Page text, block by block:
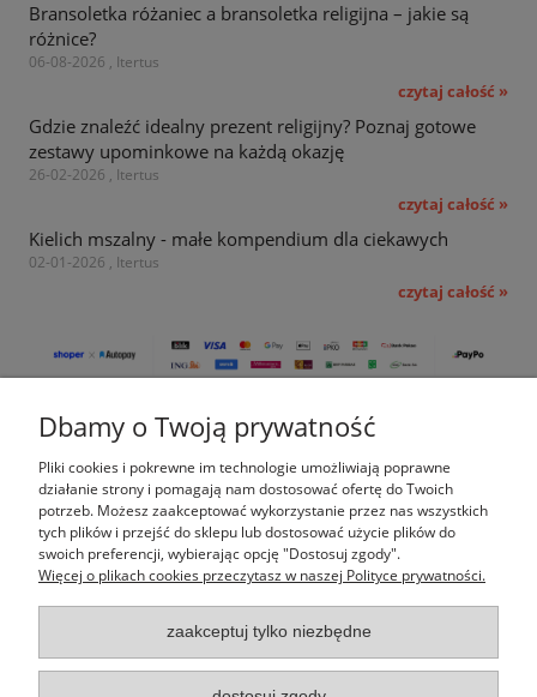
Bransoletka różaniec a bransoletka religijna – jakie są
różnice?
06-08-2026 , Itertus
czytaj całość »
Gdzie znaleźć idealny prezent religijny? Poznaj gotowe
zestawy upominkowe na każdą okazję
26-02-2026 , Itertus
czytaj całość »
Kielich mszalny - małe kompendium dla ciekawych
02-01-2026 , Itertus
czytaj całość »
Pomoc
Moje konto
Płatności i dostawa
Informacje
O nas
Dbamy o Twoją prywatność
Pliki cookies i pokrewne im technologie umożliwiają poprawne
działanie strony i pomagają nam dostosować ofertę do Twoich
potrzeb. Możesz zaakceptować wykorzystanie przez nas wszystkich
tych plików i przejść do sklepu lub dostosować użycie plików do
swoich preferencji, wybierając opcję "Dostosuj zgody".
Więcej o plikach cookies przeczytasz w naszej Polityce prywatności.
zaakceptuj tylko niezbędne